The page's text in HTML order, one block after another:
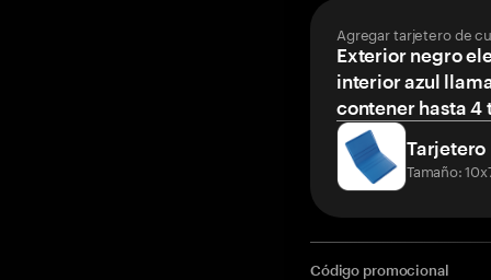
Agregar tarjetero de
Exterior negro
interior azul
contener hasta 4
Tarjetero
Tamaño:
Código promocional